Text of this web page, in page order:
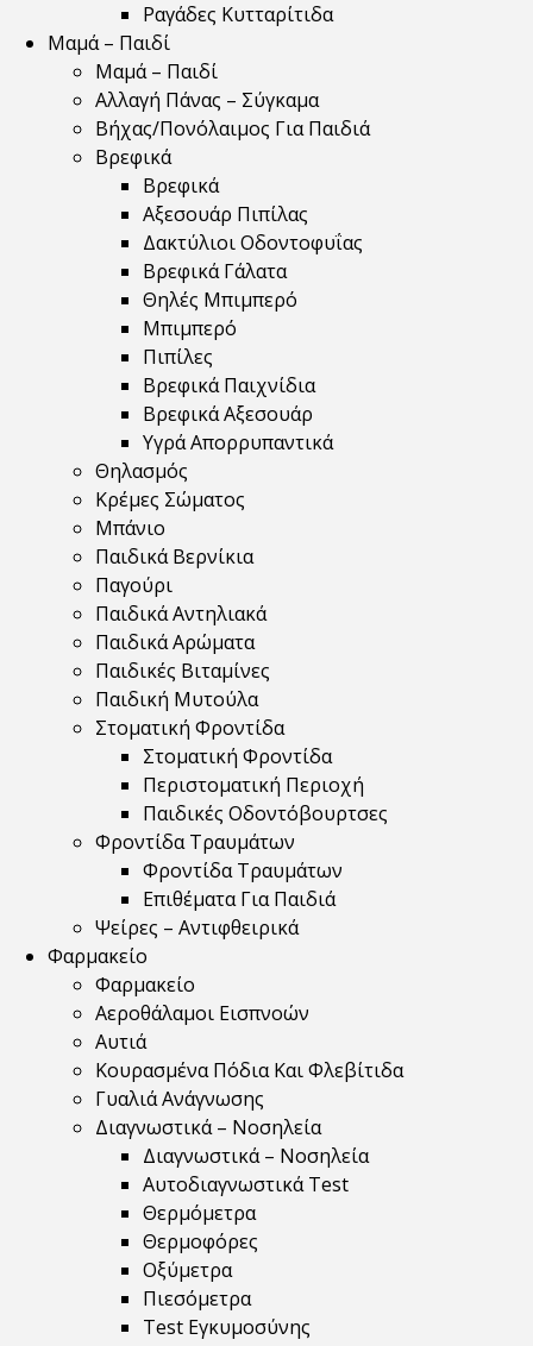
Ραγάδες Κυτταρίτιδα
Μαμά – Παιδί
Μαμά – Παιδί
Αλλαγή Πάνας – Σύγκαμα
Βήχας/Πονόλαιμος Για Παιδιά
Βρεφικά
Βρεφικά
Αξεσουάρ Πιπίλας
Δακτύλιοι Οδοντοφυΐας
Βρεφικά Γάλατα
Θηλές Μπιμπερό
Μπιμπερό
Πιπίλες
Βρεφικά Παιχνίδια
Βρεφικά Αξεσουάρ
Υγρά Απορρυπαντικά
Θηλασμός
Κρέμες Σώματος
Μπάνιο
Παιδικά Βερνίκια
Παγούρι
Παιδικά Αντηλιακά
Παιδικά Αρώματα
Παιδικές Βιταμίνες
Παιδική Μυτούλα
Στοματική Φροντίδα
Στοματική Φροντίδα
Περιστοματική Περιοχή
Παιδικές Οδοντόβουρτσες
Φροντίδα Τραυμάτων
Φροντίδα Τραυμάτων
Επιθέματα Για Παιδιά
Ψείρες – Αντιφθειρικά
Φαρμακείο
Φαρμακείο
Αεροθάλαμοι Εισπνοών
Αυτιά
Κουρασμένα Πόδια Και Φλεβίτιδα
Γυαλιά Ανάγνωσης
Διαγνωστικά – Νοσηλεία
Διαγνωστικά – Νοσηλεία
Αυτοδιαγνωστικά Test
Θερμόμετρα
Θερμοφόρες
Οξύμετρα
Πιεσόμετρα
Test Εγκυμοσύνης